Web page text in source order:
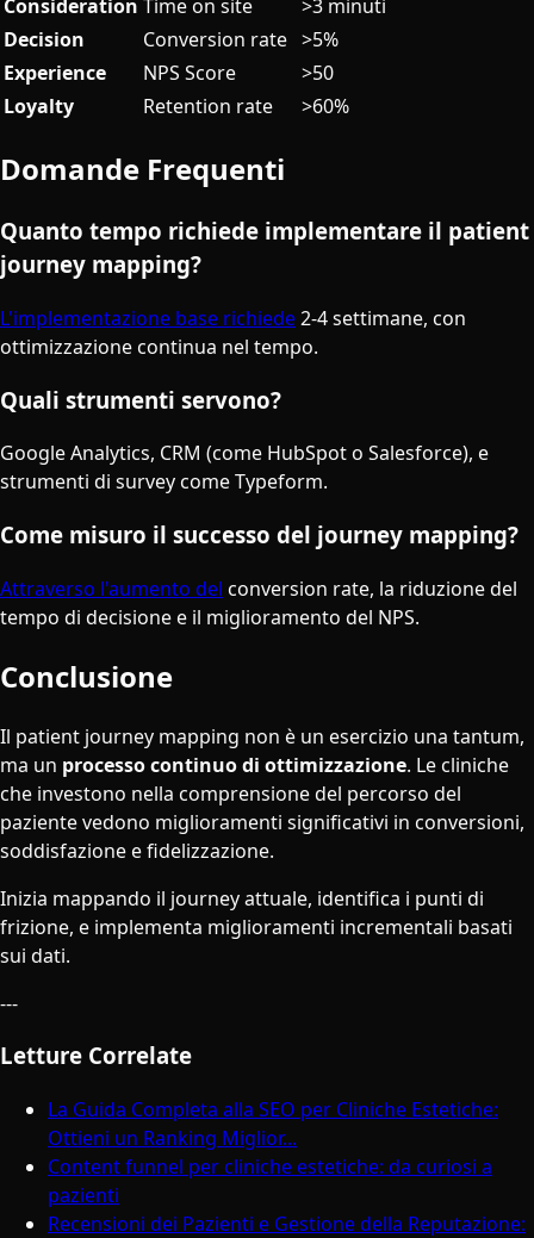
Consideration Time on site
>3 minuti
Decision
Conversion rate >5%
Experience
NPS Score
>50
Loyalty
Retention rate >60%
Domande Frequenti
Quanto tempo richiede implementare il patient
journey mapping?
L'implementazione base richiede2-4 settimane, con
ottimizzazione continua nel tempo.
Quali strumenti servono?
Google Analytics, CRM (come HubSpot o Salesforce), e
strumenti di survey come Typeform.
Come misuro il successo del journey mapping?
Attraverso l'aumento del conversion rate, la riduzione del
tempo di decisione e il miglioramento del NPS.
Conclusione
Il patient journey mapping non è un esercizio una tantum,
ma un processo continuo di ottimizzazione. Le cliniche
che investono nella comprensione del percorso del
paziente vedono miglioramenti significativi in conversioni,
soddisfazione e fidelizzazione.
Inizia mappando il journey attuale, identifica i punti di
frizione, e implementa miglioramenti incrementali basati
sui dati.
---
Letture Correlate
La Guida Completa alla SEO per Cliniche Estetiche:
Ottieni un Ranking Miglior...
Content funnel per cliniche estetiche: da curiosi a
pazienti
Recensioni dei Pazienti e Gestione della Reputazione: